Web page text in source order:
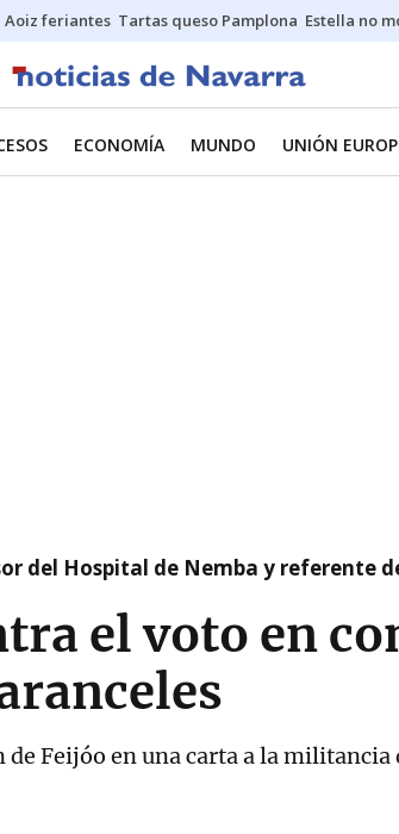
Aoiz feriantes Tartas queso Pamplona Estella no
ECONOMÍA MUNDO UNIÓN
del Hospital de Nemba y referente
el voto en
Feijóo en una carta a la militancia